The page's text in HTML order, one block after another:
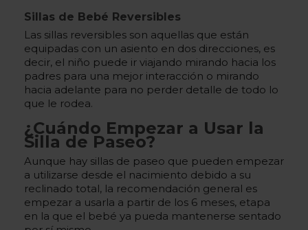
Sillas de Bebé Reversibles
Las sillas reversibles son aquellas que están
equipadas con un asiento en dos direcciones, es
decir, el niño puede ir viajando mirando hacia los
padres para una mejor interacción o mirando
hacia adelante para no perder detalle de todo lo
que le rodea.
¿Cuándo Empezar a Usar la
Silla de Paseo?
Aunque hay sillas de paseo que pueden empezar
a utilizarse desde el nacimiento debido a su
reclinado total, la recomendación general es
empezar a usarla a partir de los 6 meses, etapa
en la que el bebé ya pueda mantenerse sentado